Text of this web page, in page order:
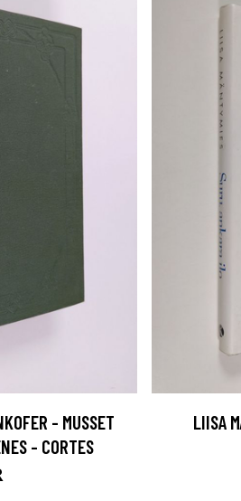
- MUSSET
- CORTES
LIISA